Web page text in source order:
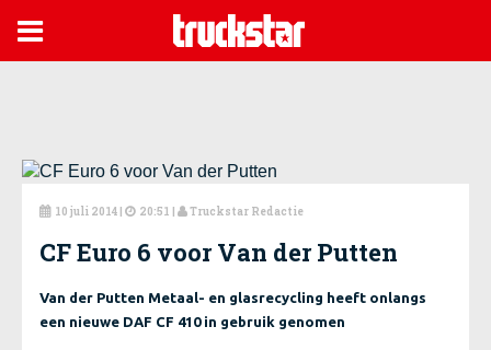

 10 juli 2014 |  20:51 | Truckstar Redactie
CF Euro 6 voor Van der Putten
Van der Putten Metaal- en glasrecycling heeft onlangs
een nieuwe DAF CF 410 in gebruik genomen